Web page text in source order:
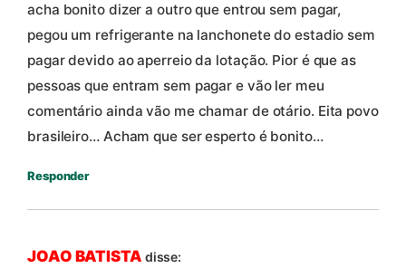
acha bonito dizer a outro que entrou sem pagar,
pegou um refrigerante na lanchonete do estadio sem
pagar devido ao aperreio da lotação. Pior é que as
pessoas que entram sem pagar e vão ler meu
comentário ainda vão me chamar de otário. Eita povo
brasileiro… Acham que ser esperto é bonito…
Responder
JOAO BATISTA disse: